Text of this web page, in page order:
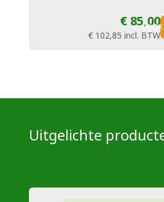
€ 85,00
€ 102,85 incl. BTW
Uitgelichte